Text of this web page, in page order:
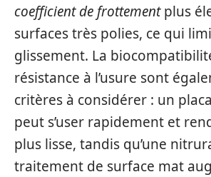
coefficient de frottementplus
surfaces très polies, ce qui
glissement. La
résistance à l’usure sont
critères à considérer : un
peut s’user rapidement et
plus lisse, tandis qu’une
traitement de surface mat